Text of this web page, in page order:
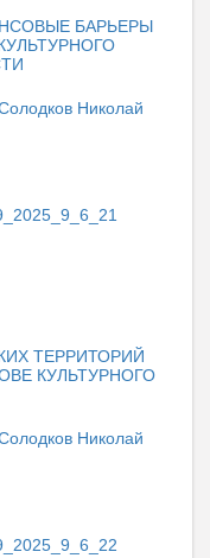
БАРЬЕРЫ
Николай
ТЕРРИТОРИЙ
КУЛЬТУРНОГО
Николай